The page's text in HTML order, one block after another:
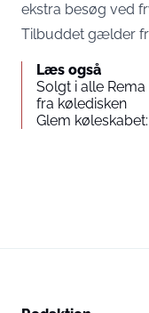
ekstra besøg ved
Tilbuddet gælder
Læs også
Solgt i alle
fra køledisken
Glem